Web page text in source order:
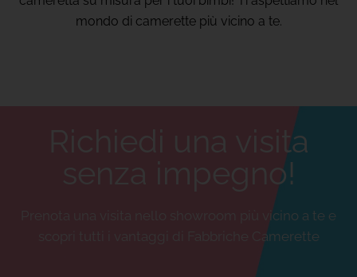
mondo di camerette più vicino a te.
Richiedi una visita
senza impegno!
Prenota una visita nello showroom più vicino a te e
scopri tutti i vantaggi di Fabbriche Camerette